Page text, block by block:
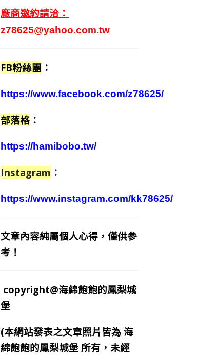
廠商邀約請洽：
z78625@yahoo.com.tw
FB粉絲團 ：
https://www.facebook.com/z78625/
部落格 ：
https://hamibobo.tw/
Instagram ：
https://www.instagram.com/kk78625/
文章內容純屬個人心得，僅供參
考！
copyright@海綿飽飽的鳳梨城
堡
(本網站發表之文章照片皆為 海
綿飽飽的鳳梨城堡 所有，未經